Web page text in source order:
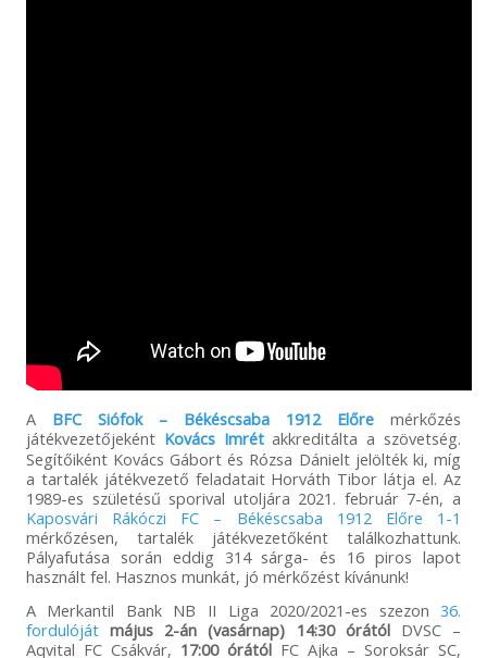
A BFC Siófok – Békéscsaba 1912 Előre
mérkőzés
játékvezetőjeként Kovács Imrét akkreditálta a szövetség.
Segítőiként Kovács Gábort és Rózsa Dánielt jelölték ki, míg
a tartalék játékvezető feladatait Horváth Tibor látja el. Az
1989-es születésű sporival utoljára 2021. február 7-én, a
Kaposvári Rákóczi FC – Békéscsaba 1912 Előre 1-1
mérkőzésen, tartalék játékvezetőként találkozhattunk.
Pályafutása során eddig 314 sárga- és 16 piros lapot
használt fel. Hasznos munkát, jó mérkőzést kívánunk!
A Merkantil Bank NB II Liga 2020/2021-es szezon36.
fordulóját május 2-án (vasárnap) 14:30 órátólDVSC –
Aqvital FC Csákvár, 17:00 órától FC Ajka – Soroksár SC,